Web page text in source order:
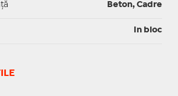
Beton, Cadre
In bloc